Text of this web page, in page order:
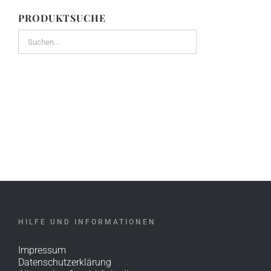
PRODUKTSUCHE
HILFE UND INFORMATIONEN
Impressum
Datenschutzerklärung